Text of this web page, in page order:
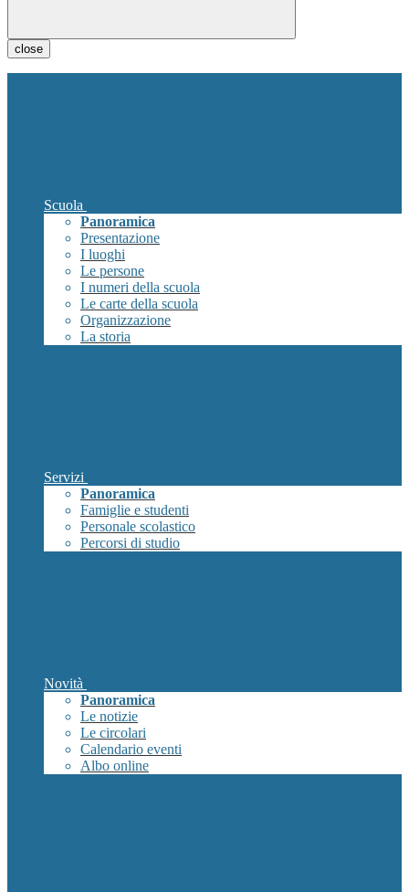
close
Scuola
Panoramica
Presentazione
I luoghi
Le persone
I numeri della scuola
Le carte della scuola
Organizzazione
La storia
Servizi
Panoramica
Famiglie e studenti
Personale scolastico
Percorsi di studio
Novità
Panoramica
Le notizie
Le circolari
Calendario eventi
Albo online